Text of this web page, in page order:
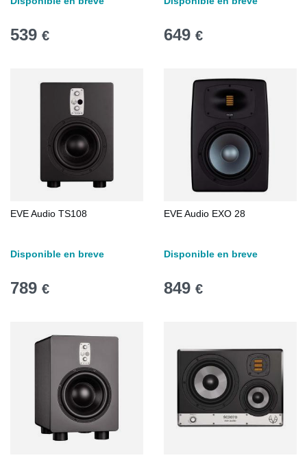
539 € 649 €
EVE Audio TS108
Disponible en breve
789 €
EVE Audio EXO 28
Disponible en breve
849 €